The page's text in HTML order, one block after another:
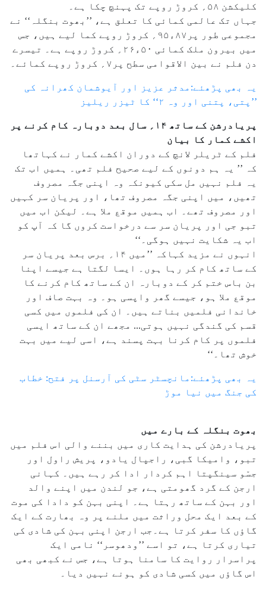
کلیکشن ۵۸؍ کروڑ روپے تک پہنچ چکا ہے۔
جہاں تک عالمی کمائی کا تعلق ہے، ’’بھوت بنگلہ‘‘ نے
مجموعی طور پر۸۷ء۹۵؍ کروڑ روپے کما لیے ہیں، جس
میں بیرون ملک کمائی ۵۰ء۲۶؍ کروڑ روپے ہے۔ تیسرے
دن فلم نے بین الاقوامی سطح پر۷؍ کروڑ روپے کمائے۔
یہ بھی پڑھئے:مدثر عزیز اور آیوشمان کھرانہ کی
’’پتی، پتنی اور وہ ۲‘‘ کا ٹیزر ریلیز
پریادرشن کے ساتھ ۱۴؍ سال بعد دوبارہ کام کرنے پر
اکشے کمار کا بیان
فلم کے ٹریلر لانچ کے دوران اکشے کمار نے کہاتھا
کہ ’’ یہ ہم دونوں کے لیے صحیح فلم تھی۔ ہمیں اب تک
یہ فلم نہیں مل سکی کیونکہ وہ اپنی جگہ مصروف
تھیں، میں اپنی جگہ مصروف تھا، اور پریان سر کہیں
اور مصروف تھے۔ اب ہمیں موقع ملا ہے۔ لیکن اب میں
تبو جی اور پریان سر سے درخواست کروں گا کہ آپ کو
اب یہ شکایت نہیں ہوگی۔‘‘
انہوں نے مزید کہاکہ ’’میں ۱۴؍ برس بعد پریان سر
کے ساتھ کام کر رہا ہوں۔ ایسا لگتا ہے جیسے اپنا
بن باس ختم کر کے دوبارہ ان کے ساتھ کام کرنے کا
موقع ملا ہو، جیسے گھر واپسی ہو۔ وہ بہت صاف اور
خاندانی فلمیں بناتے ہیں۔ ان کی فلموں میں کسی
قسم کی گندگی نہیں ہوتی... مجھے ان کے ساتھ ایسی
فلموں پر کام کرنا بہت پسند ہے، اسی لیے میں بہت
خوش تھا۔‘‘
یہ بھی پڑھئے:مانچسٹر سٹی کی آرسنل پر فتح: خطاب
کی جنگ میں نیا موڑ
بھوت بنگلہ کے بارے میں
پریادرشن کی ہدایت کاری میں بننے والی اس فلم میں
تبو، وامیکا گبی، راجپال یادو، پریش راول اور
جسّو سینگپتا اہم کردار ادا کر رہے ہیں۔ کہانی
ارجن کے گرد گھومتی ہے، جو لندن میں اپنے والد
اور بہن کے ساتھ رہتا ہے۔ اپنی بہن کو دادا کی موت
کے بعد ایک محل وراثت میں ملنے پر وہ بھارت کے ایک
گاؤں کا سفر کرتا ہے۔جب ارجن اپنی بہن کی شادی کی
تیاری کرتا ہے، تو اسے ’’ودھوسر‘‘ نامی ایک
پراسرار روایت کا سامنا ہوتا ہے، جس نے کبھی بھی
اس گاؤں میں کسی شادی کو ہونے نہیں دیا۔